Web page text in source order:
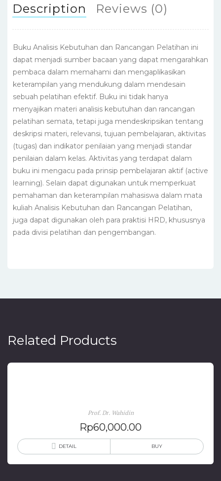
Description Reviews (0)
Buku Analisis Kebutuhan dan Rancangan Pelatihan ini
dapat menjadi sumber bacaan yang dapat mengarahkan
pembaca dalam memahami dan mengaplikasikan
keterampilan yang mendukung dalam mendesain
sebuah pelatihan efektif. Buku ini tidak hanya
menyajikan materi analisis kebutuhan dan rancangan
pelatihan semata, tetapi juga mendeskripsikan tentang
deskripsi materi, relevansi, tujuan pembelajaran, aktivitas
(tugas) dan indikator penilaian yang menjadi standar
penilaian dalam kelas. Aktivitas yang terdapat dalam
buku ini mengacu pada prinsip pembelajaran aktif (active
learning). Selain dapat digunakan untuk memperkuat
pemahaman dan keterampilan mahasiswa dalam mata
kuliah Analisis Kebutuhan dan Rancangan Pelatihan,
juga dapat digunakan oleh para praktisi HRD, khususnya
pada divisi pelatihan dan pengembangan.
Related Products
Prof. Dr. Wahidin
Rp60,000.00
DETAIL BUY